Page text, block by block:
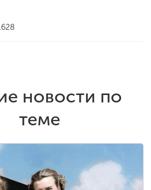
новости по
теме